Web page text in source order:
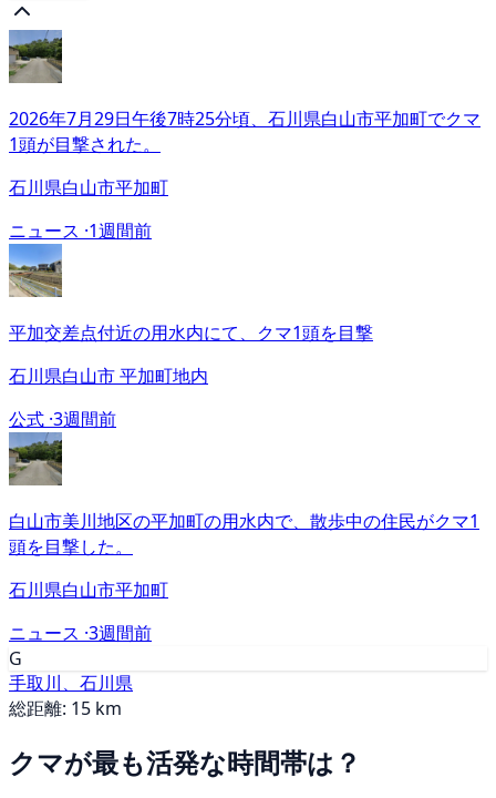
2026年7月29日午後7時25分頃、石川県白山市平加町でクマ
1頭が目撃された。
石川県白山市平加町
ニュース ·1週間前
平加交差点付近の用水内にて、クマ1頭を目撃
石川県白山市 平加町地内
公式 ·3週間前
白山市美川地区の平加町の用水内で、散歩中の住民がクマ1
頭を目撃した。
石川県白山市平加町
ニュース ·3週間前
G
手取川、石川県
総距離: 15 km
クマが最も活発な時間帯は？